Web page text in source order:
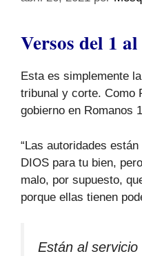
Versos del 1
Esta es simplemente
tribunal y corte. Como
gobierno en Romanos
“Las autoridades
DIOS para tu bien,
malo, por supuesto,
porque ellas tienen
Están al servicio